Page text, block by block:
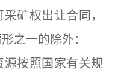
矿权出让合同，
之一的除外：
按照国家有关规